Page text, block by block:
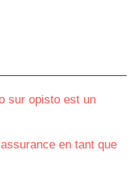
sur opisto est un
en tant que